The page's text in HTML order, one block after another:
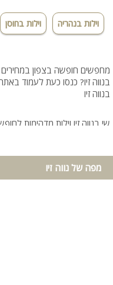
וילות בנהריה וילות בחוסן
מחפשים חופשה בצפון
בנווה זיו? כנסו כעת לעמוד
בנווה זיו
שי בנווה זיו וילות מדהימות
מפה של נווה זיו